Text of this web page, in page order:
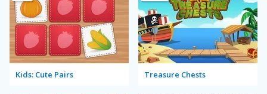
Kids: Cute Pairs Treasure Chests